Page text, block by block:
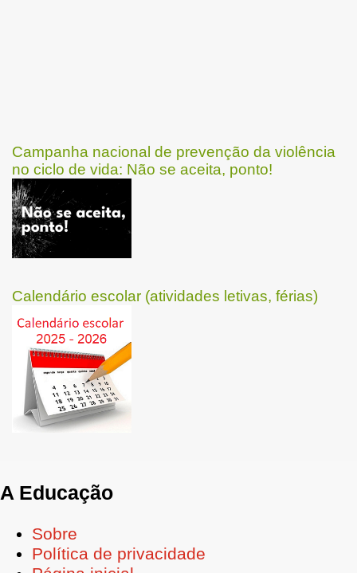
Campanha nacional de prevenção da violência
no ciclo de vida: Não se aceita, ponto!
Calendário escolar (atividades letivas, férias)
A Educação
Sobre
Política de privacidade